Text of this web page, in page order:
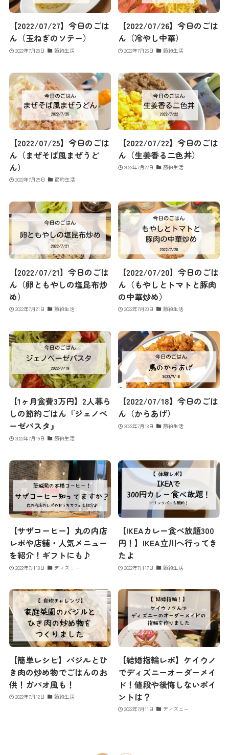
【2022/07/27】今日のごは
ん（玉ねぎのソテー）
2022年7月28日 節約生活
【2022/07/26】今日のごは
ん（冷やし中華）
2022年7月26日 節約生活
【2022/07/25】今日のごは
ん（まぜそば風まぜうど
ん）
2022年7月25日 節約生活
【2022/07/22】今日のごは
ん（生姜香る二色丼）
2022年7月22日 節約生活
【2022/07/21】今日のごは
ん（卵ともやしの塩昆布炒
め）
2022年7月21日 節約生活
【2022/07/20】今日のごは
ん（もやしとトマトと豚肉
の中華炒め）
2022年7月20日 節約生活
【1ヶ月食費3万円】2人暮ら
しの節約ごはん『ジェノベ
ーゼパスタ』
2022年7月19日 節約生活
【2022/07/18】今日のごは
ん（からあげ）
2022年7月18日 節約生活
【サザコーヒー】丸の内店
レポや店舗・人気メニュー
を紹介！ギフトにも♪
2022年7月18日 ディズニー
【IKEAカレー食べ放題300
円！】IKEA立川へ行ってき
たよ
2022年7月17日 節約生活
【簡単レシピ】バジルとひ
き肉の炒め物でごはんのお
供！ガパオ風も！
2022年7月12日 節約生活
【結婚指輪レポ】ケイウノ
でディズニーオーダーメイ
ド！値段や後悔しないポイ
ントは？
2022年7月11日 ディズニー